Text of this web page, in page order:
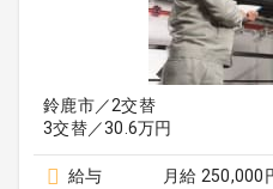
鈴鹿市／2交替
3交替／30.6万円
給与
月給 250,000